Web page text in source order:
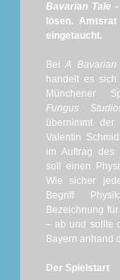
Bavarian Tale
lösen.
eingetaucht.
BeiA Bavarian
handelt es
Münchener
Fungus
übernimmt
Valentin
im Auftrag des
soll einen
Wie sicher
Begriff
Bezeichnung
– ab und sollte
Bayern anhand
Der Spielstart